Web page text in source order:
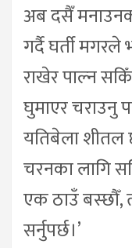
अब दसैँ
गर्दै घर्ती
राखेर पाल्न
घुमाएर चराउनु
यतिबेला
चरनका लागि
एक ठाउँ बस्छौँ,
सर्नुपर्छ।’